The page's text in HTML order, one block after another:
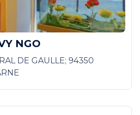
NGO
DE GAULLE; 94350